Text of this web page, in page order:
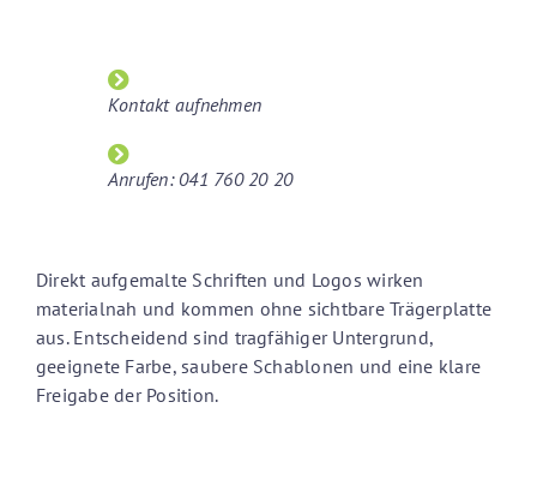
Kontakt aufnehmen
Anrufen: 041 760 20 20
Direkt aufgemalte Schriften und Logos wirken
materialnah und kommen ohne sichtbare Trägerplatte
aus. Entscheidend sind tragfähiger Untergrund,
geeignete Farbe, saubere Schablonen und eine klare
Freigabe der Position.